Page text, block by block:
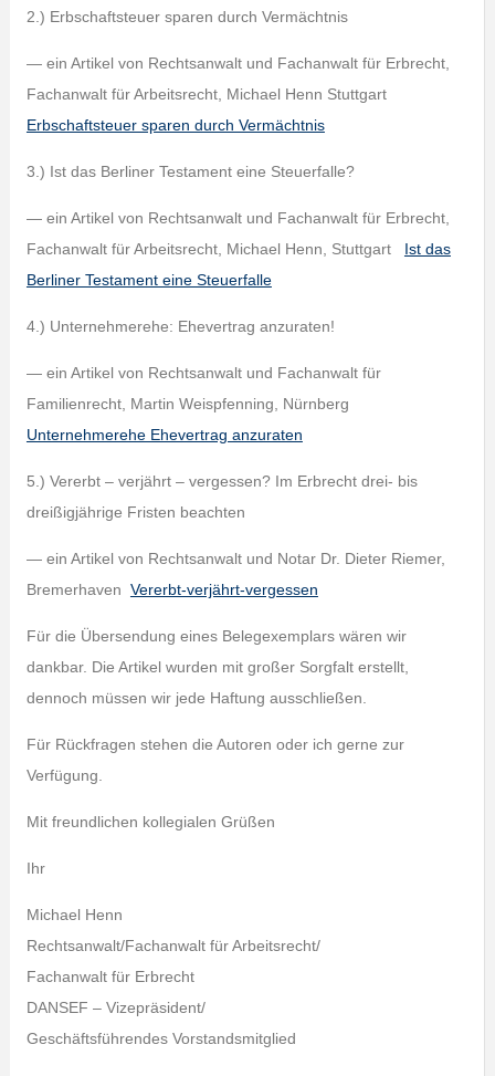
2.) Erbschaftsteuer sparen durch Vermächtnis
— ein Artikel von Rechtsanwalt und Fachanwalt für Erbrecht,
Fachanwalt für Arbeitsrecht, Michael Henn Stuttgart
Erbschaftsteuer sparen durch Vermächtnis
3.) Ist das Berliner Testament eine Steuerfalle?
— ein Artikel von Rechtsanwalt und Fachanwalt für Erbrecht,
Fachanwalt für Arbeitsrecht, Michael Henn, Stuttgart Ist das
Berliner Testament eine Steuerfalle
4.) Unternehmerehe: Ehevertrag anzuraten!
— ein Artikel von Rechtsanwalt und Fachanwalt für
Familienrecht, Martin Weispfenning, Nürnberg
Unternehmerehe Ehevertrag anzuraten
5.) Vererbt – verjährt – vergessen? Im Erbrecht drei- bis
dreißigjährige Fristen beachten
— ein Artikel von Rechtsanwalt und Notar Dr. Dieter Riemer,
Bremerhaven Vererbt-verjährt-vergessen
Für die Übersendung eines Belegexemplars wären wir
dankbar. Die Artikel wurden mit großer Sorgfalt erstellt,
dennoch müssen wir jede Haftung ausschließen.
Für Rückfragen stehen die Autoren oder ich gerne zur
Verfügung.
Mit freundlichen kollegialen Grüßen
Ihr
Michael Henn
Rechtsanwalt/Fachanwalt für Arbeitsrecht/
Fachanwalt für Erbrecht
DANSEF – Vizepräsident/
Geschäftsführendes Vorstandsmitglied